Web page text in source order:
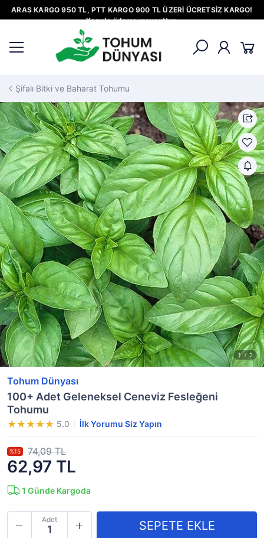
ARAS KARGO 950 TL, PTT KARGO 900 TL ÜZERİ ÜCRETSİZ KARGO!
Kapıda ödeme mevcuttur.
Şifalı Bitki ve Baharat Tohumu
Tohum Dünyası
100+ Adet Geleneksel Ceneviz Fesleğeni
Tohumu
5.0 İlk Yorumu Siz Yapın
62,97 TL
%15 74,09 TL
1 Günde Kargoda
Adet